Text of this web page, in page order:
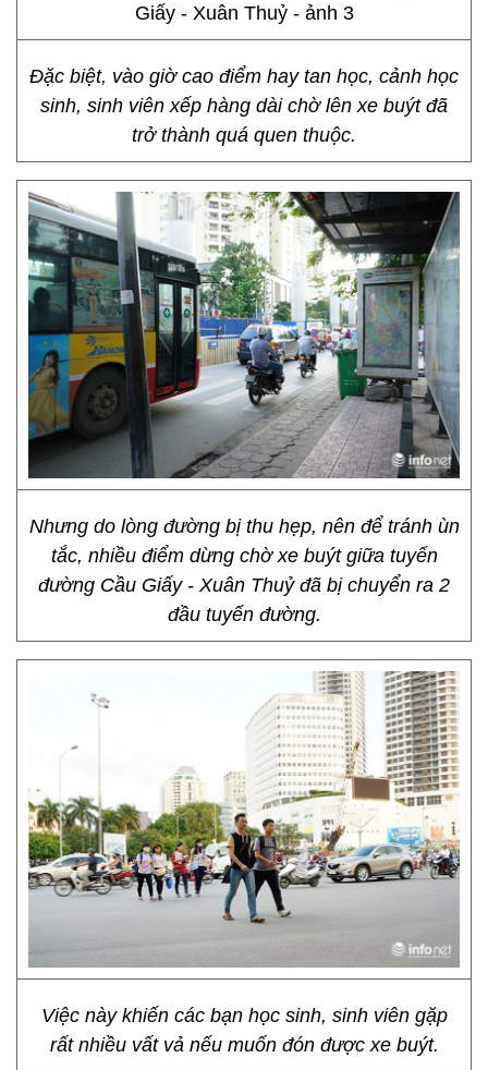
Đặc biệt, vào giờ cao điểm hay tan học, cảnh học
sinh, sinh viên xếp hàng dài chờ lên xe buýt đã
trở thành quá quen thuộc.
Nhưng do lòng đường bị thu hẹp, nên để tránh ùn
tắc, nhiều điểm dừng chờ xe buýt giữa tuyến
đường Cầu Giấy - Xuân Thuỷ đã bị chuyển ra 2
đầu tuyến đường.
Việc này khiến các bạn học sinh, sinh viên gặp
rất nhiều vất vả nếu muốn đón được xe buýt.